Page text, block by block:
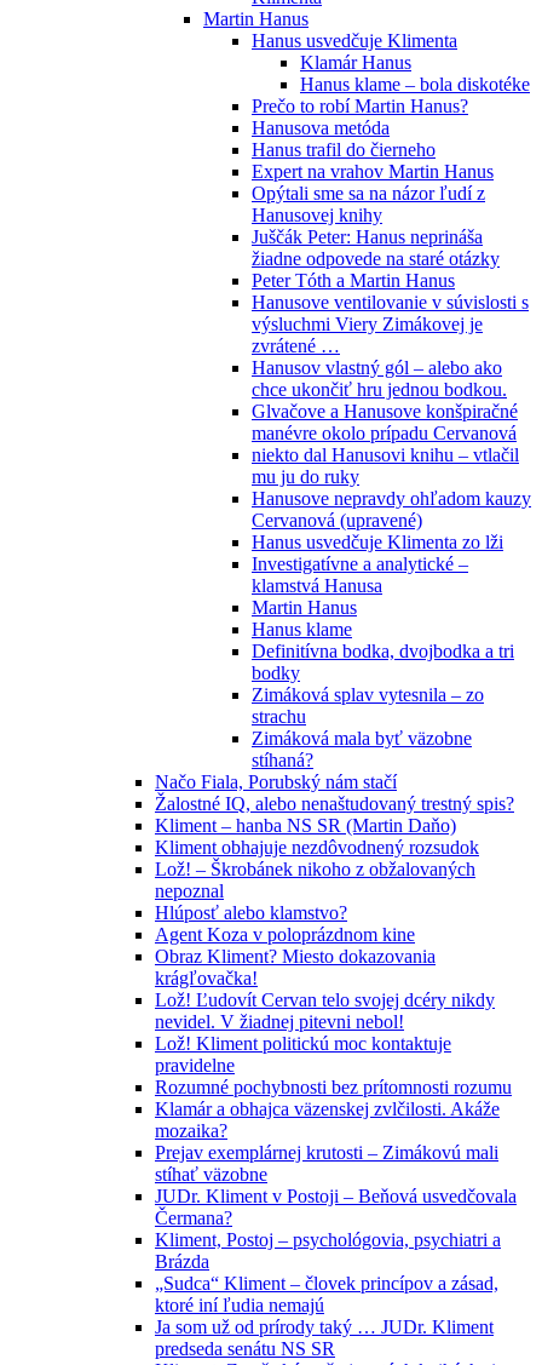
Martin Hanus
Hanus usvedčuje Klimenta
Klamár Hanus
Hanus klame – bola diskotéke
Prečo to robí Martin Hanus?
Hanusova metóda
Hanus trafil do čierneho
Expert na vrahov Martin Hanus
Opýtali sme sa na názor ľudí z
Hanusovej knihy
Juščák Peter: Hanus neprináša
žiadne odpovede na staré otázky
Peter Tóth a Martin Hanus
Hanusove ventilovanie v súvislosti s
výsluchmi Viery Zimákovej je
zvrátené …
Hanusov vlastný gól – alebo ako
chce ukončiť hru jednou bodkou.
Glvačove a Hanusove konšpiračné
manévre okolo prípadu Cervanová
niekto dal Hanusovi knihu – vtlačil
mu ju do ruky
Hanusove nepravdy ohľadom kauzy
Cervanová (upravené)
Hanus usvedčuje Klimenta zo lži
Investigatívne a analytické –
klamstvá Hanusa
Martin Hanus
Hanus klame
Definitívna bodka, dvojbodka a tri
bodky
Zimáková splav vytesnila – zo
strachu
Zimáková mala byť väzobne
stíhaná?
Načo Fiala, Porubský nám stačí
Žalostné IQ, alebo nenaštudovaný trestný spis?
Kliment – hanba NS SR (Martin Daňo)
Kliment obhajuje nezdôvodnený rozsudok
Lož! – Škrobánek nikoho z obžalovaných
nepoznal
Hlúposť alebo klamstvo?
Agent Koza v poloprázdnom kine
Obraz Kliment? Miesto dokazovania
krágľovačka!
Lož! Ľudovít Cervan telo svojej dcéry nikdy
nevidel. V žiadnej pitevni nebol!
Lož! Kliment politickú moc kontaktuje
pravidelne
Rozumné pochybnosti bez prítomnosti rozumu
Klamár a obhajca väzenskej zvlčilosti. Akáže
mozaika?
Prejav exemplárnej krutosti – Zimákovú mali
stíhať väzobne
JUDr. Kliment v Postoji – Beňová usvedčovala
Čermana?
Kliment, Postoj – psychológovia, psychiatri a
Brázda
„Sudca“ Kliment – človek princípov a zásad,
ktoré iní ľudia nemajú
Ja som už od prírody taký … JUDr. Kliment
predseda senátu NS SR